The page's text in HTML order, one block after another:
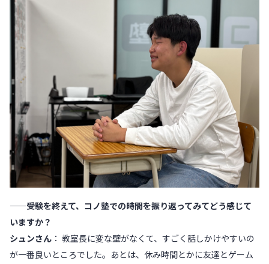
——受験を終えて、コノ塾での時間を振り返ってみてどう感じて
いますか？
シュンさん ： 教室長に変な壁がなくて、すごく話しかけやすいの
が一番良いところでした。あとは、休み時間とかに友達とゲーム